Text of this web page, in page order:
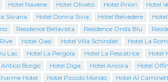
Hotel Navene Hotel Oliveto Hotel Priori
Hotel
Silvana Hotel Donna Sivia Hotel Belvedere
Residence Bellavista Residence Onda Blu
Hotel Oasi Hotel Villa Schindler
Hotel La
Lac Hotel La Pergola Hotel La Pescatrice
Hotel
Antico Borgo Hotel Diga Hotel Ancora
Hotel
Hotel Hotel Piccolo Mondo
Hotel Al